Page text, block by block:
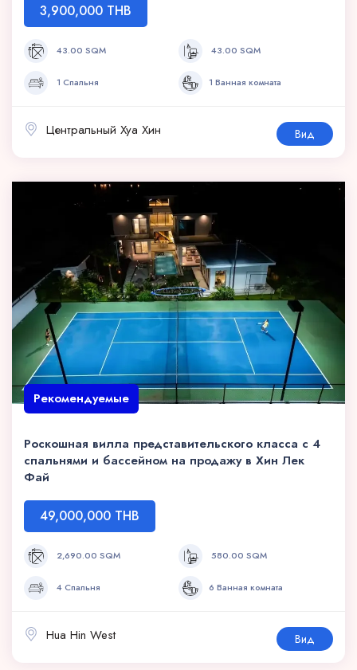
3,900,000 THB
43.00 SQM 43.00 SQM
1 Спальня 1 Ванная комната
Центральный Хуа Хин Вид
Рекомендуемые
Роскошная вилла представительского класса с 4
спальнями и бассейном на продажу в Хин Лек
Фай
49,000,000 THB
2,690.00 SQM 580.00 SQM
4 Спальня 6 Ванная комната
Hua Hin West Вид